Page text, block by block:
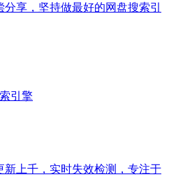
分享，坚持做最好的网盘搜索引
引擎
新上千，实时失效检测，专注于